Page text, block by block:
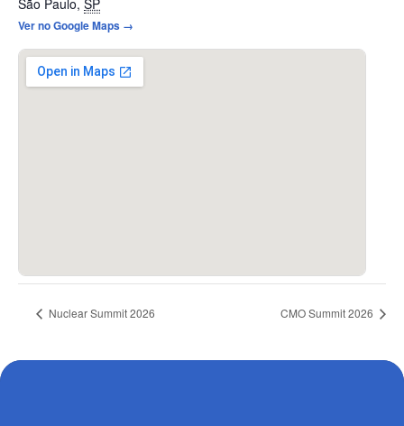
Ver no Google Maps →
Nuclear Summit 2026 CMO Summit 2026